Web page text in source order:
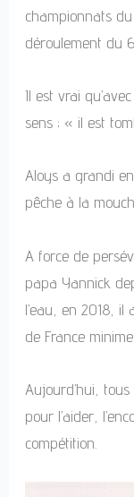
championnats
déroulement du
Il est vrai
sens ; « il est
Aloys a grandi
pêche à la
A force de
papa Yannick
l’eau, en 2018,
de France
Aujourd’hui,
pour l’aider,
compétition.